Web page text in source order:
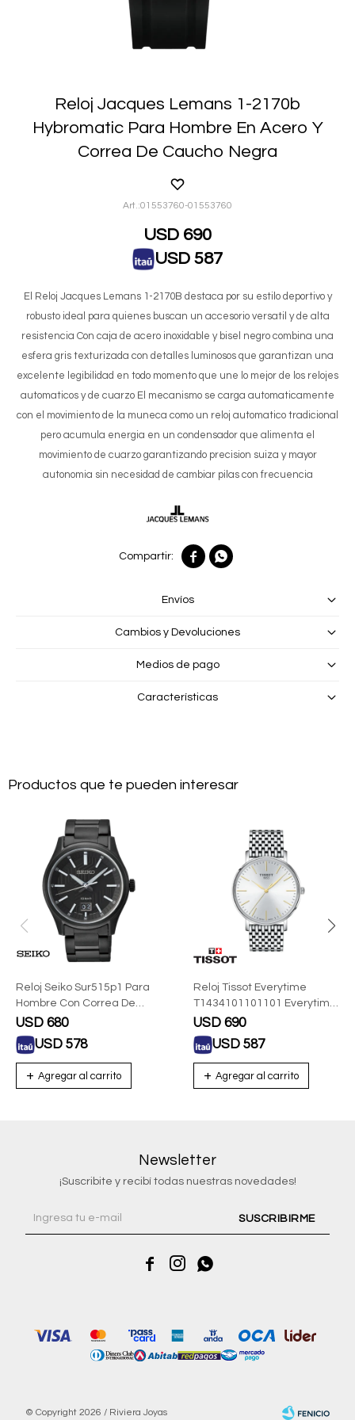
Reloj Jacques Lemans 1-2170b
Hybromatic Para Hombre En Acero Y
Correa De Caucho Negra
01553760-01553760
USD 690
USD 587
El Reloj Jacques Lemans 1-2170B destaca por su estilo deportivo y
robusto ideal para quienes buscan un accesorio versatil y de alta
resistencia Con caja de acero inoxidable y bisel negro combina una
esfera gris texturizada con detalles luminosos que garantizan una
excelente legibilidad en todo momento que une lo mejor de los relojes
automaticos y de cuarzo El mecanismo se carga automaticamente
con el movimiento de la muneca como un reloj automatico tradicional
pero acumula energia en un condensador que alimenta el
movimiento de cuarzo garantizando precision suiza y mayor
autonomia sin necesidad de cambiar pilas con frecuencia
 
Envíos
Cambios y Devoluciones
Medios de pago
Características
Productos que te pueden interesar
Reloj Seiko Sur515p1 Para
Hombre Con Correa De
Acero Negra
USD 680
USD 578
Reloj Tissot Everytime
T1434101101101 Everytime
40mm Para Hombre De
Acero
USD 690
USD 587
Newsletter
¡Suscribite y recibí todas nuestras novedades!
SUSCRIBIRME
  
© Copyright 2026 / Riviera Joyas